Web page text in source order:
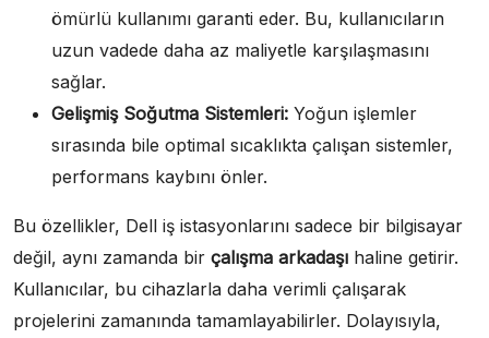
ömürlü kullanımı garanti eder. Bu, kullanıcıların
uzun vadede daha az maliyetle karşılaşmasını
sağlar.
Gelişmiş Soğutma Sistemleri: Yoğun işlemler
sırasında bile optimal sıcaklıkta çalışan sistemler,
performans kaybını önler.
Bu özellikler, Dell iş istasyonlarını sadece bir bilgisayar
değil, aynı zamanda bir çalışma arkadaşı haline getirir.
Kullanıcılar, bu cihazlarla daha verimli çalışarak
projelerini zamanında tamamlayabilirler. Dolayısıyla,